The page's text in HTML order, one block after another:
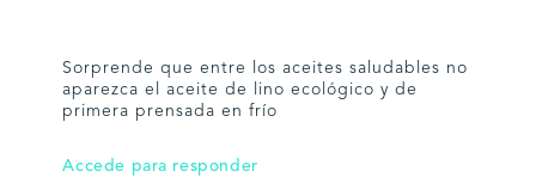
Sorprende que entre los aceites saludables no
aparezca el aceite de lino ecológico y de
primera prensada en frío
Accede para responder